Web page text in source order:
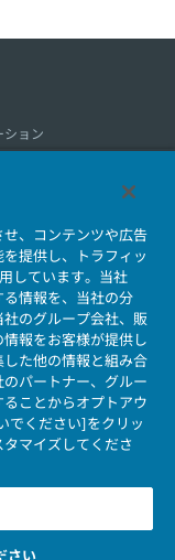
ション
会社情報新着一覧
保護ポリシー
、コンテンツや広告
提供し、トラフィッ
しています。当社
情報を、当社の分
のグループ会社、販
報をお客様が提供し
た他の情報と組み合
パートナー、グルー
ことからオプトアウ
でください]をクリッ
マイズしてくださ
さい